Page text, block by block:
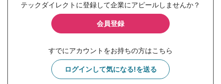
テックダイレクトに登録して企業にアピールしませんか？
会員登録
すでにアカウントをお持ちの方はこちら
ログインして気になる!を送る